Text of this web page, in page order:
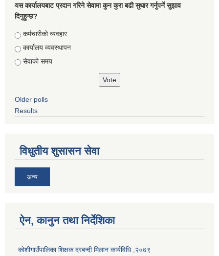
यस कार्यालयबाट प्रदान गरिने सेवामा कुन कुरा बढी सुधार गर्नुपर्ने सुझाव
दिनुहुन्छ?
Choices
कर्मचारीको व्यवहार
कार्यालय व्यवस्थापन
सेवाको समय
Older polls
Results
विधुतीय शुसासन सेवा
अन्य
ऐन, कानुन तथा निर्देशिका
कोशीगाउँपालिका शिक्षक दरबन्दी मिलान कार्यविधि ,२०७९